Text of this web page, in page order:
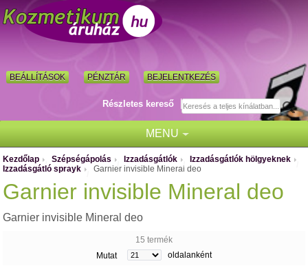
BEÁLLÍTÁSOK PÉNZTÁR BEJELENTKEZÉS
Részletes kereső
MENU
Kezdőlap
/
Szépségápolás Izzadásgátlók
/
Izzadásgátlók hölgyeknek
Izzadásgátló sprayk Garnier invisible Mineral deo
Garnier invisible Mineral deo
Garnier invisible Mineral deo
15 termék
Mutat
oldalanként